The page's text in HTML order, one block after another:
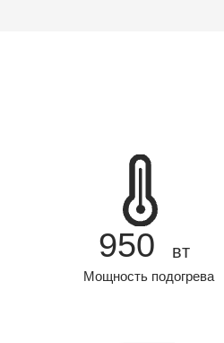
950
Мощность подогрева
вт